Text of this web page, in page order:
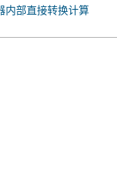
内部直接转换计算